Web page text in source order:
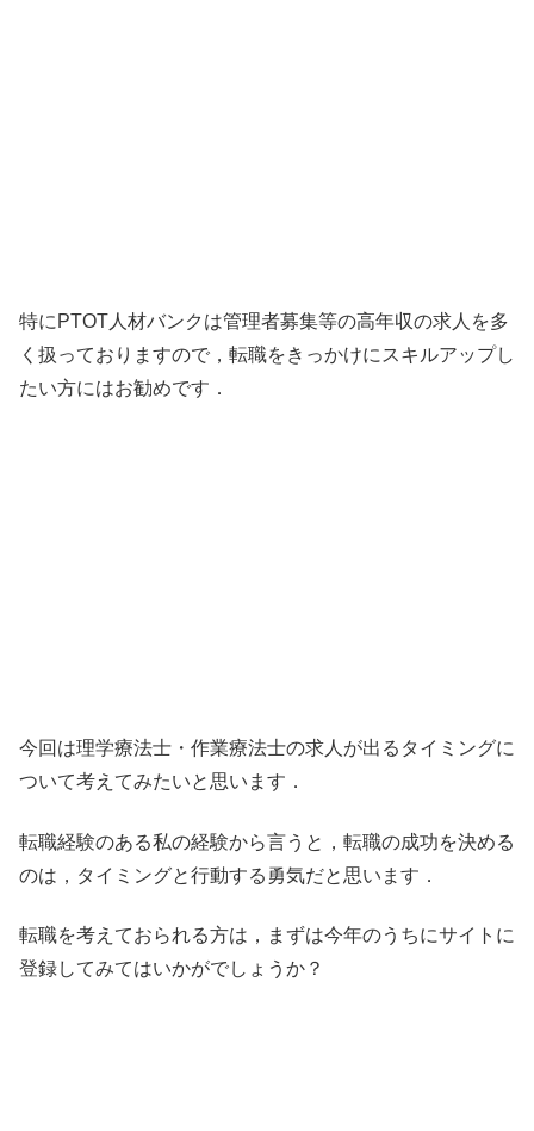
特にPTOT人材バンクは管理者募集等の高年収の求人を多
く扱っておりますので，転職をきっかけにスキルアップし
たい方にはお勧めです．
今回は理学療法士・作業療法士の求人が出るタイミングに
ついて考えてみたいと思います．
転職経験のある私の経験から言うと，転職の成功を決める
のは，タイミングと行動する勇気だと思います．
転職を考えておられる方は，まずは今年のうちにサイトに
登録してみてはいかがでしょうか？